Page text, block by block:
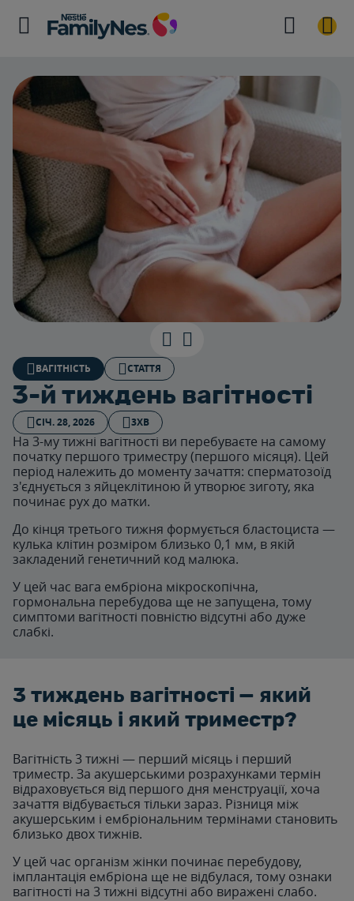
ВАГІТНІСТЬ СТАТТЯ
3-й тиждень вагітності
СІЧ. 28, 2026 3ХВ
На 3-му тижні вагітності ви перебуваєте на самому
початку першого триместру (першого місяця). Цей
період належить до моменту зачаття: сперматозоїд
з'єднується з яйцеклітиною й утворює зиготу, яка
починає рух до матки.
До кінця третього тижня формується бластоциста —
кулька клітин розміром близько 0,1 мм, в якій
закладений генетичний код малюка.
У цей час вага ембріона мікроскопічна,
гормональна перебудова ще не запущена, тому
симптоми вагітності повністю відсутні або дуже
слабкі.
3 тиждень вагітності — який
це місяць і який триместр?
Вагітність 3 тижні — перший місяць і перший
триместр. За акушерськими розрахунками термін
відраховується від першого дня менструації, хоча
зачаття відбувається тільки зараз. Різниця між
акушерським і ембріональним термінами становить
близько двох тижнів.
У цей час організм жінки починає перебудову,
імплантація ембріона ще не відбулася, тому ознаки
вагітності на 3 тижні відсутні або виражені слабо.